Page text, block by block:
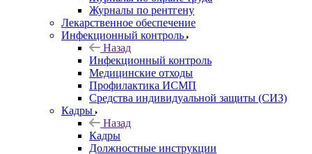
Журналы по рентгену
Лекарственное обеспечение
Инфекционный контроль
Назад
Инфекционный контроль
Медицинские отходы
Профилактика ИСМП
Средства индивидуальной защиты (СИЗ)
Кадры
Назад
Кадры
Должностные инструкции